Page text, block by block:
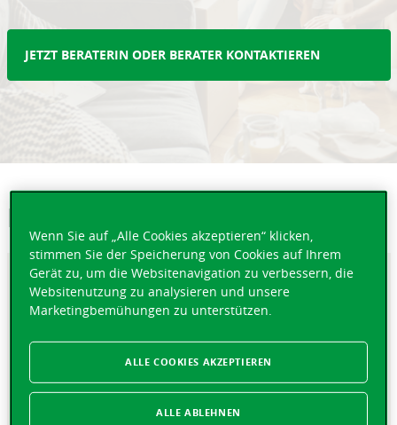
JETZT BERATERIN ODER BERATER KONTAKTIEREN
Ihre Vorteile
Konkurrenzfähiger Zinssatz
Profitieren Sie von einem äusserst konkurrenzfähigen
Zinssatz während der gesamten Laufzeit der
Finanzierung mit einem festen Zinssatz von 15 Jahren,
festgelegt werden kann.
Wenn Sie auf „Alle Cookies akzeptieren“ klicken,
stimmen Sie der Speicherung von Cookies auf Ihrem
Gerät zu, um die Websitenavigation zu verbessern, die
Websitenutzung zu analysieren und unsere
Marketingbemühungen zu unterstützen.
ALLE ABLEHNEN
ALLE COOKIES AKZEPTIEREN